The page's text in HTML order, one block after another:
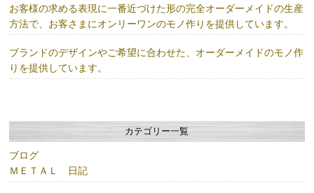
お客様の求める表現に一番近づけた形の完全オーダーメイドの生産
方法で、お客さまにオンリーワンのモノ作りを提供しています。
ブランドのデザインやご希望に合わせた、オーダーメイドのモノ作
りを提供しています。
カテゴリー一覧
ブログ
ＭＥＴＡＬ 日記